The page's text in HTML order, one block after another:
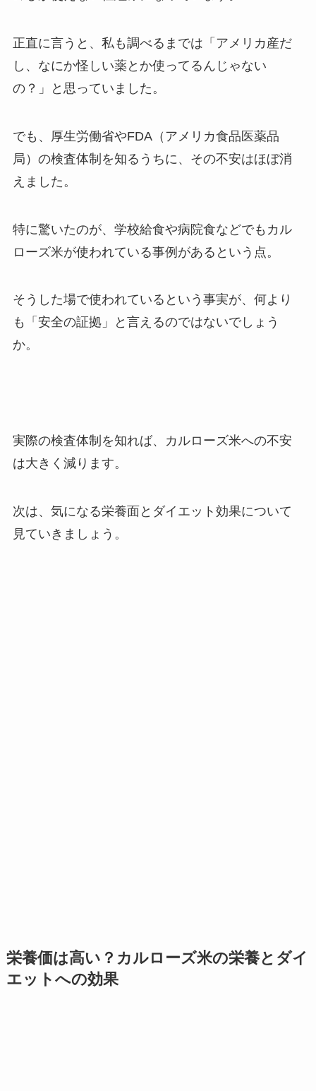
正直に言うと、私も調べるまでは「アメリカ産だ
し、なにか怪しい薬とか使ってるんじゃない
の？」と思っていました。
でも、厚生労働省やFDA（アメリカ食品医薬品
局）の検査体制を知るうちに、その不安はほぼ消
えました。
特に驚いたのが、学校給食や病院食などでもカル
ローズ米が使われている事例があるという点。
そうした場で使われているという事実が、何より
も「安全の証拠」と言えるのではないでしょう
か。
実際の検査体制を知れば、カルローズ米への不安
は大きく減ります。
次は、気になる栄養面とダイエット効果について
見ていきましょう。
栄養価は高い？カルローズ米の栄養とダイ
エットへの効果